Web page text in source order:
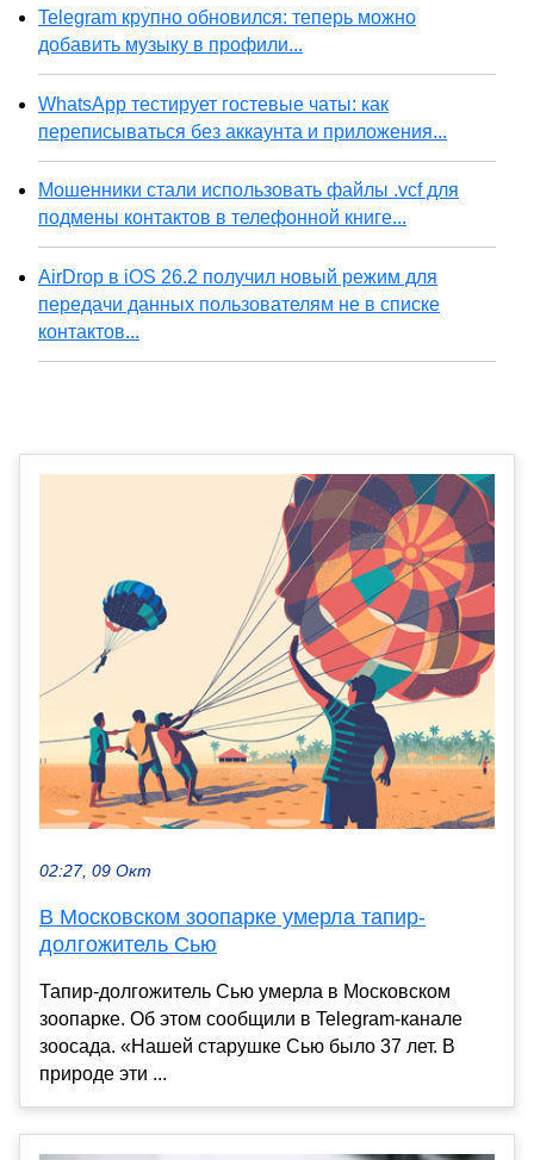
Telegram крупно обновился: теперь можно
добавить музыку в профили...
WhatsApp тестирует гостевые чаты: как
переписываться без аккаунта и приложения...
Мошенники стали использовать файлы .vcf для
подмены контактов в телефонной книге...
AirDrop в iOS 26.2 получил новый режим для
передачи данных пользователям не в списке
контактов...
02:27, 09 Окт
В Московском зоопарке умерла тапир-
долгожитель Сью
Тапир-долгожитель Сью умерла в Московском
зоопарке. Об этом сообщили в Telegram-канале
зоосада. «Нашей старушке Сью было 37 лет. В
природе эти ...